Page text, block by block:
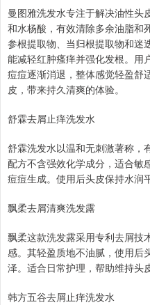
曼图雅洗发水专注于解决油性头
和水杨酸，有效清除多余油脂和
参根提取物、当归根提取物和迷
能减轻红肿瘙痒并强化发根。用
痘痘逐渐消退，整体感觉轻盈舒
皮，带来持久清爽的体验。
舒霖去屑止痒洗发水
舒霖洗发水以温和无刺激著称，
配方不含强效化学成分，适合敏
痘痘生成。使用后头皮保持水润
飘柔去屑清爽洗发露
飘柔这款洗发露采用专利去屑技
感。其轻盈质地不油腻，使用后
泽。适合日常护理，帮助维持头
韩方五谷去屑止痒洗发水